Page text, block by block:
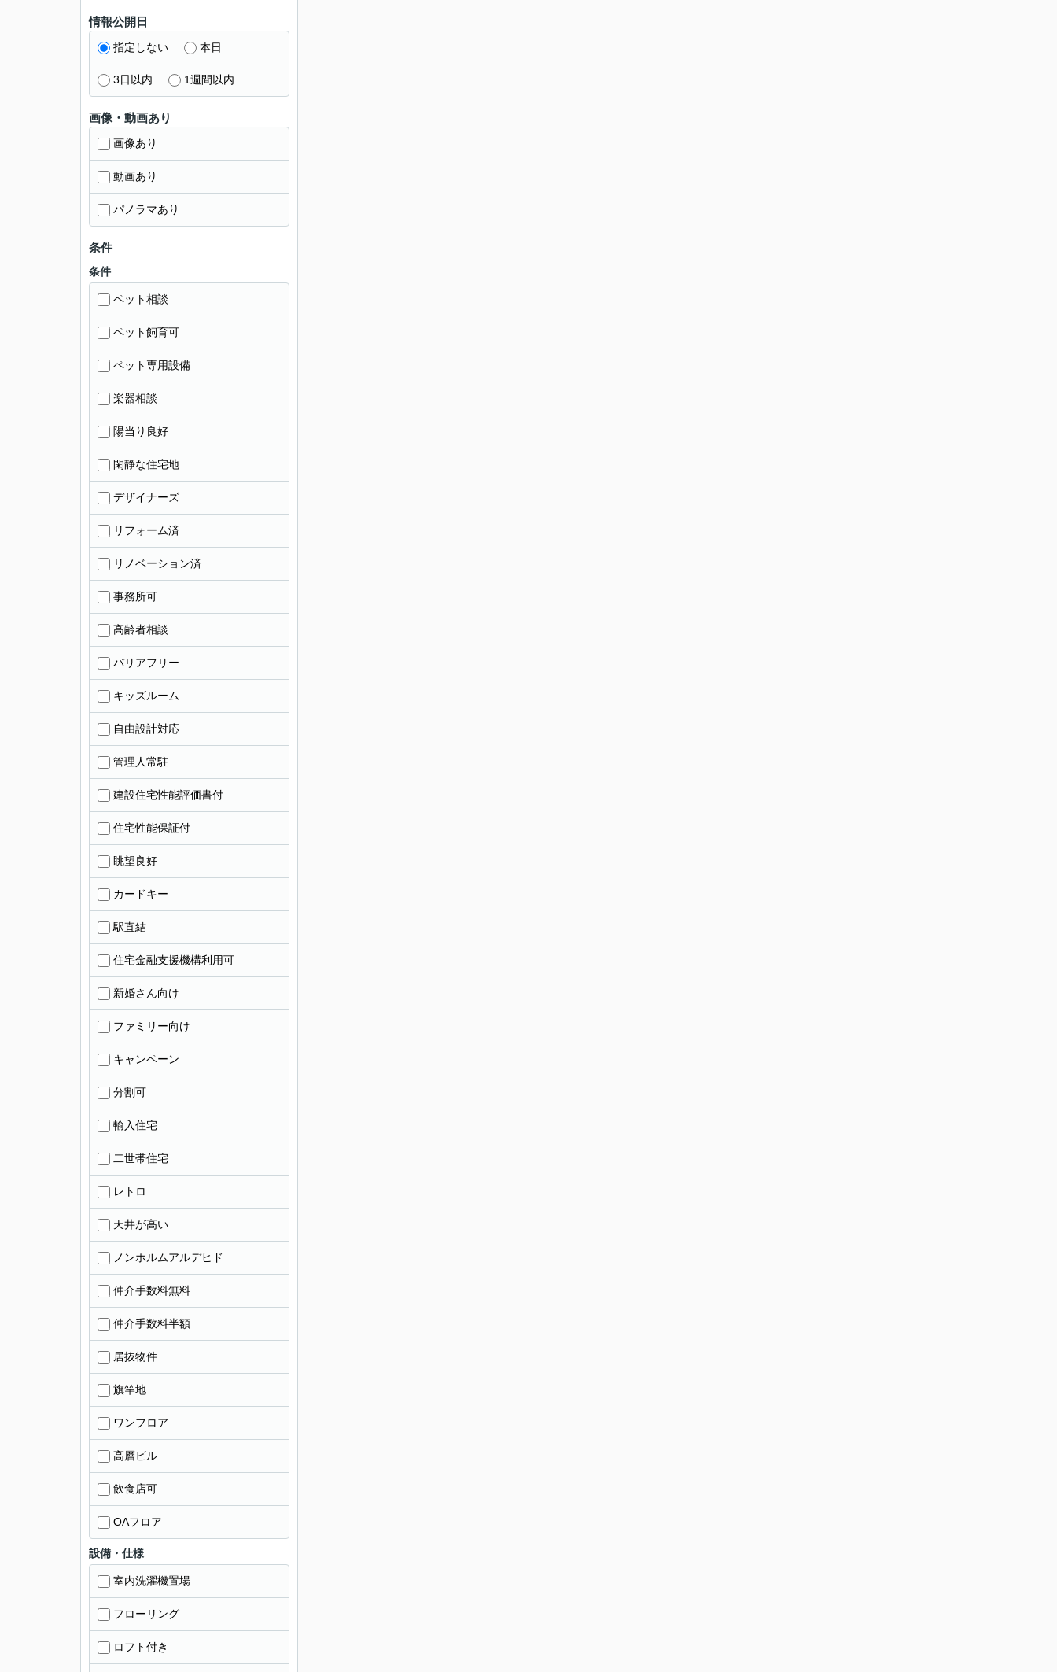
情報公開日
指定しない 本日
3日以内 1週間以内
画像・動画あり
画像あり
動画あり
パノラマあり
条件
条件
ペット相談
ペット飼育可
ペット専用設備
楽器相談
陽当り良好
閑静な住宅地
デザイナーズ
リフォーム済
リノベーション済
事務所可
高齢者相談
バリアフリー
キッズルーム
自由設計対応
管理人常駐
建設住宅性能評価書付
住宅性能保証付
眺望良好
カードキー
駅直結
住宅金融支援機構利用可
新婚さん向け
ファミリー向け
キャンペーン
分割可
輸入住宅
二世帯住宅
レトロ
天井が高い
ノンホルムアルデヒド
仲介手数料無料
仲介手数料半額
居抜物件
旗竿地
ワンフロア
高層ビル
飲食店可
OAフロア
設備・仕様
室内洗濯機置場
フローリング
ロフト付き